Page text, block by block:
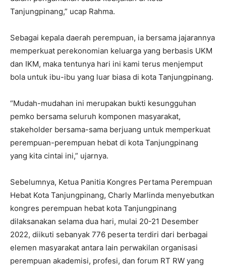
Tanjungpinang,” ucap Rahma.
Sebagai kepala daerah perempuan, ia bersama jajarannya
memperkuat perekonomian keluarga yang berbasis UKM
dan IKM, maka tentunya hari ini kami terus menjemput
bola untuk ibu-ibu yang luar biasa di kota Tanjungpinang.
“Mudah-mudahan ini merupakan bukti kesungguhan
pemko bersama seluruh komponen masyarakat,
stakeholder bersama-sama berjuang untuk memperkuat
perempuan-perempuan hebat di kota Tanjungpinang
yang kita cintai ini,” ujarnya.
Sebelumnya, Ketua Panitia Kongres Pertama Perempuan
Hebat Kota Tanjungpinang, Charly Marlinda menyebutkan
kongres perempuan hebat kota Tanjungpinang
dilaksanakan selama dua hari, mulai 20-21 Desember
2022, diikuti sebanyak 776 peserta terdiri dari berbagai
elemen masyarakat antara lain perwakilan organisasi
perempuan akademisi, profesi, dan forum RT RW yang